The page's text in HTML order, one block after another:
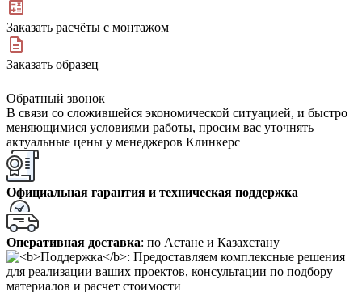
Заказать расчёты с монтажом
Заказать образец
Обратный звонок
В связи со сложившейся экономической ситуацией, и быстро
меняющимися условиями работы, просим вас уточнять
актуальные цены у менеджеров Клинкерс
Официальная гарантия и техническая поддержка
Оперативная доставка: по Астане и Казахстану